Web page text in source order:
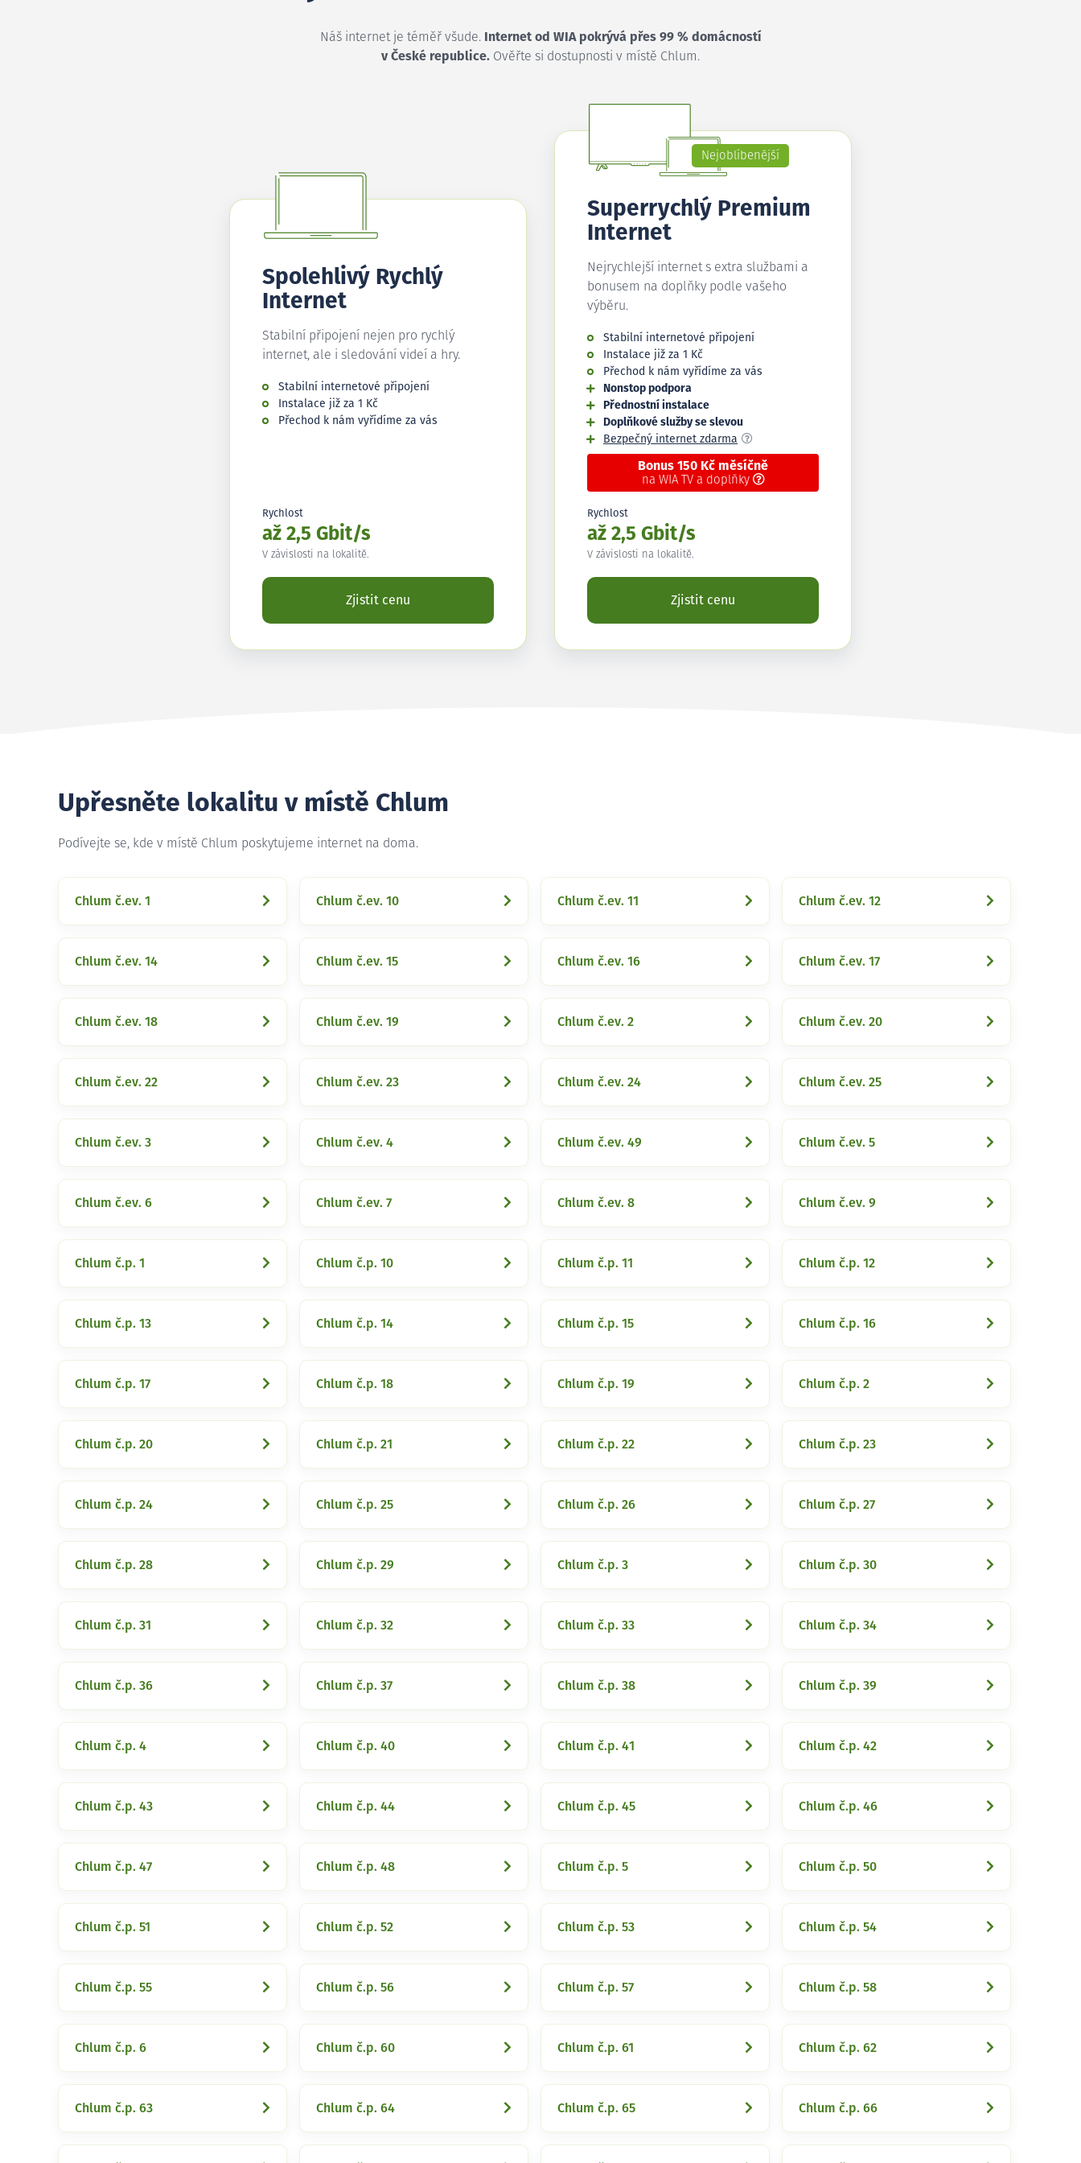
Náš internet je téměř všude.
Internet od WIA pokrývá přes 99 % domácností
v České republice. Ověřte si dostupnosti v místě Chlum.
Spolehlivý Rychlý
Internet
Stabilní připojení nejen pro rychlý
internet, ale i sledování videí a hry.
Stabilní internetové připojení
Instalace již za 1 Kč
Přechod k nám vyřídíme za vás
Rychlost
až 2,5 Gbit/s
V závislosti na lokalitě.
Zjistit cenu
Nejoblíbenější
Superrychlý Premium
Internet
Nejrychlejší internet s extra službami a
bonusem na doplňky podle vašeho
výběru.
Stabilní internetové připojení
Instalace již za 1 Kč
Přechod k nám vyřídíme za vás
Nonstop podpora
Přednostní instalace
Doplňkové služby se slevou
Bezpečný internet zdarma
Bonus 150 Kč měsíčně
na WIA TV a doplňky
Rychlost
až 2,5 Gbit/s
V závislosti na lokalitě.
Zjistit cenu
Upřesněte lokalitu v místě Chlum
Podívejte se, kde v místě Chlum poskytujeme internet na doma.
Chlum č.ev. 1 Chlum č.ev. 10 Chlum č.ev. 11 Chlum č.ev. 12
Chlum č.ev. 14 Chlum č.ev. 15 Chlum č.ev. 16 Chlum č.ev. 17
Chlum č.ev. 18 Chlum č.ev. 19 Chlum č.ev. 2 Chlum č.ev. 20
Chlum č.ev. 22 Chlum č.ev. 23 Chlum č.ev. 24 Chlum č.ev. 25
Chlum č.ev. 3 Chlum č.ev. 4 Chlum č.ev. 49 Chlum č.ev. 5
Chlum č.ev. 6 Chlum č.ev. 7 Chlum č.ev. 8 Chlum č.ev. 9
Chlum č.p. 1 Chlum č.p. 10 Chlum č.p. 11 Chlum č.p. 12
Chlum č.p. 13 Chlum č.p. 14 Chlum č.p. 15 Chlum č.p. 16
Chlum č.p. 17 Chlum č.p. 18 Chlum č.p. 19 Chlum č.p. 2
Chlum č.p. 20 Chlum č.p. 21 Chlum č.p. 22 Chlum č.p. 23
Chlum č.p. 24 Chlum č.p. 25 Chlum č.p. 26 Chlum č.p. 27
Chlum č.p. 28 Chlum č.p. 29 Chlum č.p. 3 Chlum č.p. 30
Chlum č.p. 31 Chlum č.p. 32 Chlum č.p. 33 Chlum č.p. 34
Chlum č.p. 36 Chlum č.p. 37 Chlum č.p. 38 Chlum č.p. 39
Chlum č.p. 4 Chlum č.p. 40 Chlum č.p. 41 Chlum č.p. 42
Chlum č.p. 43 Chlum č.p. 44 Chlum č.p. 45 Chlum č.p. 46
Chlum č.p. 47 Chlum č.p. 48 Chlum č.p. 5 Chlum č.p. 50
Chlum č.p. 51 Chlum č.p. 52 Chlum č.p. 53 Chlum č.p. 54
Chlum č.p. 55 Chlum č.p. 56 Chlum č.p. 57 Chlum č.p. 58
Chlum č.p. 6 Chlum č.p. 60 Chlum č.p. 61 Chlum č.p. 62
Chlum č.p. 63 Chlum č.p. 64 Chlum č.p. 65 Chlum č.p. 66